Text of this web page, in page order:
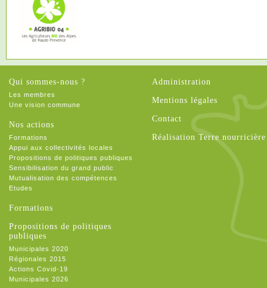
Qui sommes-nous ?
Les membres
Une vision commune
Nos actions
Formations
Appui aux collectivités locales
Propositions de politiques publiques
Sensibilisation du grand public
Mutualisation des compétences
Etudes
Formations
Propositions de politiques
publiques
Municipales 2020
Régionales 2015
Actions Covid-19
Municipales 2026
Administration
Mentions légales
Contact
Réalisation Terre nourricière